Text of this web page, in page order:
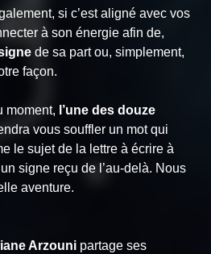
si c’est aligné avec vos
à son énergie afin de,
de sa part ou, simplement,
façon.
moment, l’une des douze
vous souffler un mot qui
le sujet de la lettre à écrire à
signe reçu de l’au-delà. Nous
aventure.
Arzouni partage ses